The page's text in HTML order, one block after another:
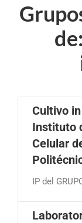
Cultivo
Instituto
Celular
IP del